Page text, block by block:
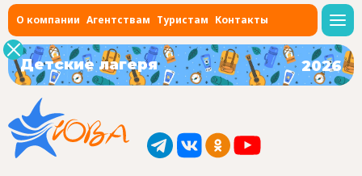
О компании Агентствам Туристам Контакты
Детские лагеря 2026